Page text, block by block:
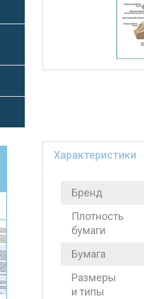
Характеристики
Бренд
Плотность
бумаги
Бумага
Размеры
и типы